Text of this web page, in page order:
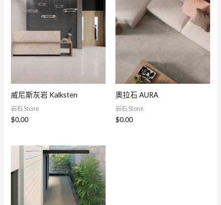
威尼斯灰岩 Kalksten
岩石 Stone
$0.00
奧拉石 AURA
岩石 Stone
$0.00